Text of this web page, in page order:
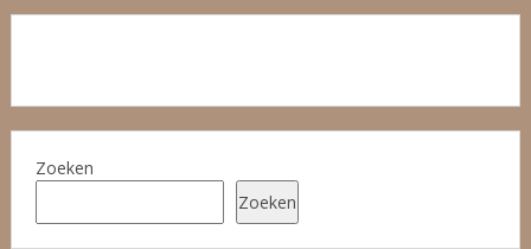
Zoeken
Zoeken